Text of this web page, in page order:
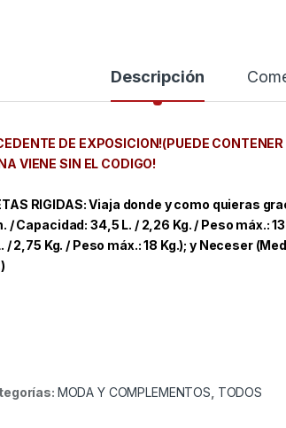
Descripción
DE EXPOSICION!(PUEDE
VIENE SIN EL CODIGO!
RIGIDAS: Viaja donde y como quieras
/ Capacidad: 34,5 L. / 2,26 Kg. / Peso máx.:
2,75 Kg. / Peso máx.: 18 Kg.); y Neceser
MODA Y COMPLEMENTOS TODOS